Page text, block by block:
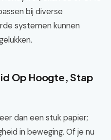
bij diverse
systemen kunnen
Op Hoogte, Stap
dan een stuk papier;
in beweging. Of je nu